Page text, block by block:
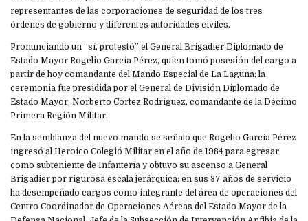
representantes de las corporaciones de seguridad de los tres
órdenes de gobierno y diferentes autoridades civiles.
Pronunciando un “sí, protestó” el General Brigadier Diplomado de
Estado Mayor Rogelio García Pérez, quien tomó posesión del cargo a
partir de hoy comandante del Mando Especial de La Laguna; la
ceremonia fue presidida por el General de División Diplomado de
Estado Mayor, Norberto Cortez Rodríguez, comandante de la Décimo
Primera Región Militar.
En la semblanza del nuevo mando se señaló que Rogelio García Pérez
ingresó al Heroico Colegió Militar en el año de 1984 para egresar
como subteniente de Infantería y obtuvo su ascenso a General
Brigadier por rigurosa escala jerárquica; en sus 37 años de servicio
ha desempeñado cargos como integrante del área de operaciones del
Centro Coordinador de Operaciones Aéreas del Estado Mayor de la